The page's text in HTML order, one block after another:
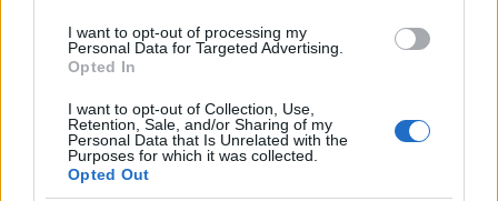
I want to opt-out of processing my
Personal Data for Targeted Advertising.
Opted In
I want to opt-out of Collection, Use,
Retention, Sale, and/or Sharing of my
Personal Data that Is Unrelated with the
Purposes for which it was collected.
Opted Out
Authors Under 40kategóriában aHétköznapi
kudarcok
többi szekcióban benevezett film rendezője közül
szerezte meg az elsőséget. Az első magyarként
vehette át ezt az elismerést.